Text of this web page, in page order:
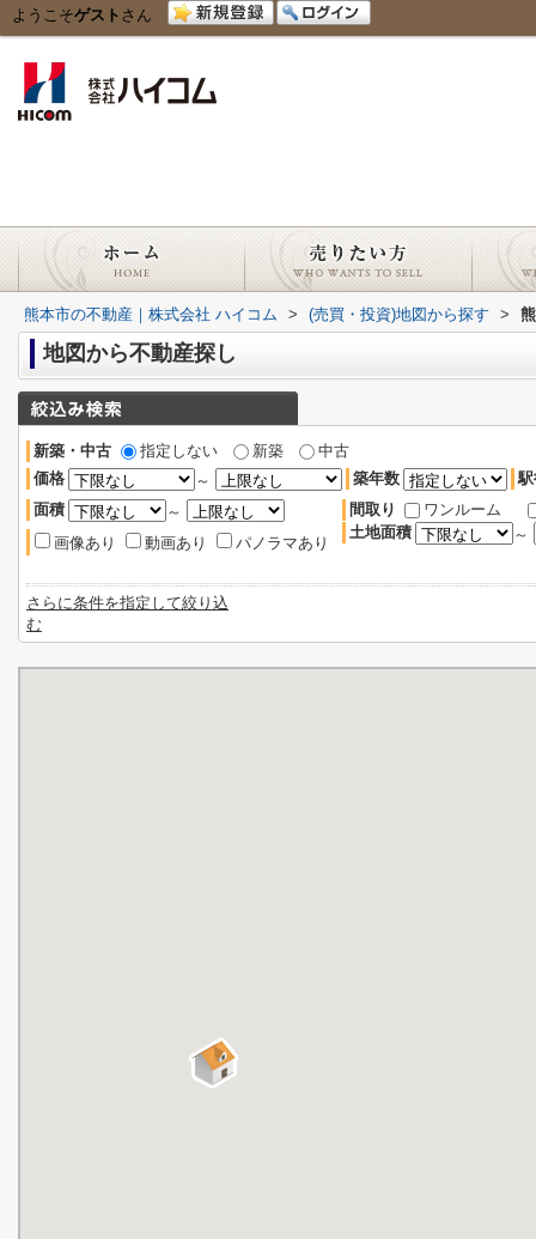
ようこそゲスト さん
熊本市の不動産｜株式会社 ハイコム > (売買・投資)地図から探す >
地図から不動産探し
新築・中古 指定しない 新築
中古
価格
～ 築年数
面積
～
画像あり
動画あり パノラマあり
間取り
ワンルーム
土地面積
～
さらに条件を指定して絞り込
む